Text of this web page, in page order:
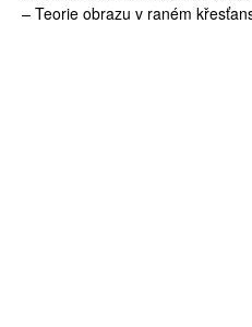
– Teorie obrazu v raném